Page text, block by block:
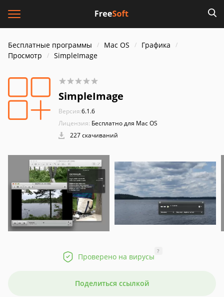
Бесплатные программы Mac OS
Графика
Просмотр
SimpleImage
SimpleImage
Версия:6.1.6
Лицензия: Бесплатно для Mac OS
227 скачиваний
Проверено на вирусы
?
Поделиться ссылкой